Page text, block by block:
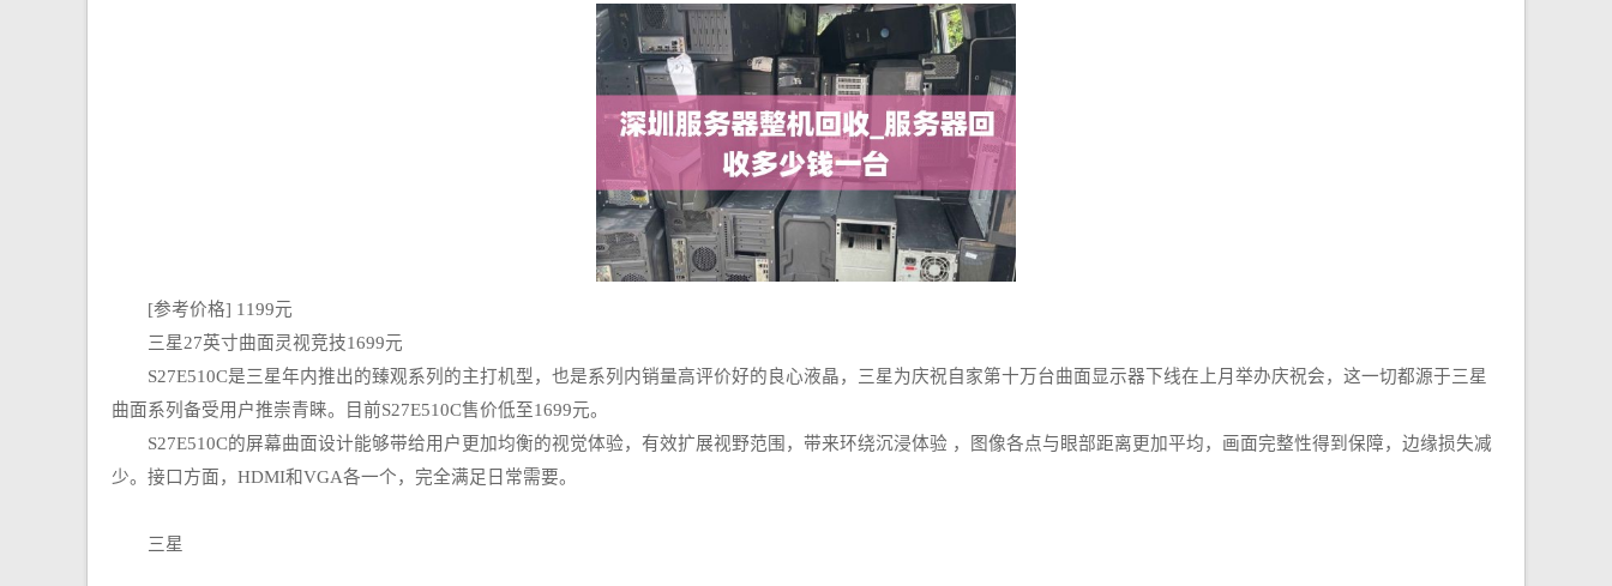
[参考价格] 1199元
三星27英寸曲面灵视竞技1699元
S27E510C是三星年内推出的臻观系列的主打机型，也是系列内销量高评价好的良心液晶，三星为庆祝自家第十万台曲面显示器下线在上月举办庆祝会，这一切都源于三星
曲面系列备受用户推崇青睐。目前S27E510C售价低至1699元。
S27E510C的屏幕曲面设计能够带给用户更加均衡的视觉体验，有效扩展视野范围，带来环绕沉浸体验 ，图像各点与眼部距离更加平均，画面完整性得到保障，边缘损失减
少。接口方面，HDMI和VGA各一个，完全满足日常需要。
三星